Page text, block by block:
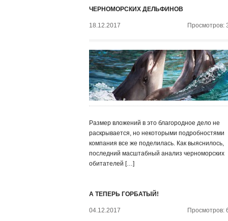
ЧЕРНОМОРСКИХ ДЕЛЬФИНОВ
18.12.2017 Просмотров:
Размер вложений в это благородное дело не
раскрывается, но некоторыми подробностями
компания все же поделилась. Как выяснилось,
последний масштабный анализ черноморских
обитателей […]
А ТЕПЕРЬ ГОРБАТЫЙ!
04.12.2017 Просмотров: